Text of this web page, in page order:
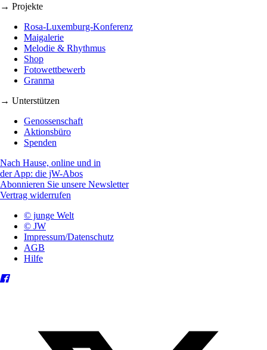
→ Projekte
Rosa-Luxemburg-Konferenz
Maigalerie
Melodie & Rhythmus
Shop
Fotowettbewerb
Granma
→ Unterstützen
Genossenschaft
Aktionsbüro
Spenden
Nach Hause, online und in
der App: die jW-Abos
Abonnieren Sie unsere Newsletter
Vertrag widerrufen
© junge Welt
© JW
Impressum/Datenschutz
AGB
Hilfe